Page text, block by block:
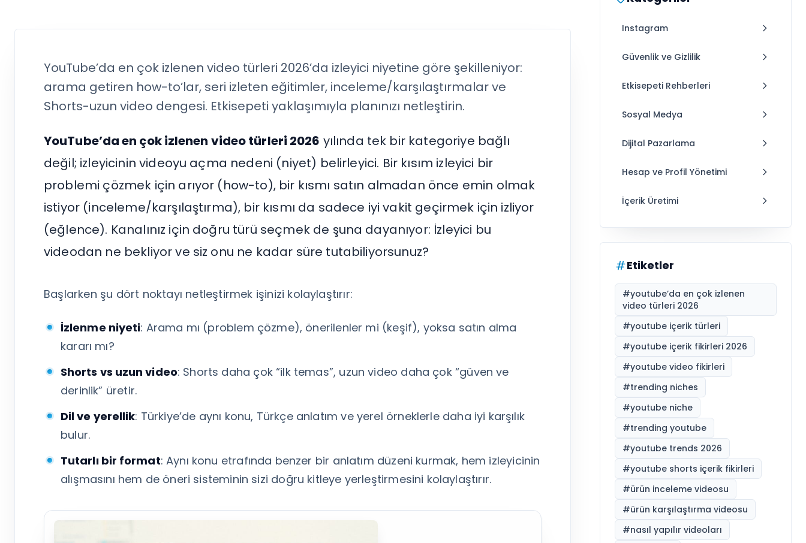
Twitter (X)
Twitter (X) Retweet Satın Al
Twitter (X) Video İzlenme Satın Al
Tümünü Gör
YouTube Beğeni Satın Al
YouTube İzlenme Satın Al
YouTube Yorum Satın Al
Tümünü Gör
Facebook Beğeni Satın Al
Facebook Takipçi Satın Al
Facebook Video İzlenme Satın Al
X (Twitter)
Tümünü Gör
Diğer ücretsiz araçlar
Facebook Araçları
LinkedIn Araçları
Telegram Araçları
Twitch Araçları
SoundCloud Araçları
Snapchat Araçları
YouTube’da en çok izlenen video türleri 2026’da izleyici niyetine göre şekilleniyor:
arama getiren how-to’lar, seri izleten eğitimler, inceleme/karşılaştırmalar ve
Shorts-uzun video dengesi. Etkisepeti yaklaşımıyla planınızı netleştirin.
YouTube’da en çok izlenen video türleri 2026 yılında tek bir kategoriye bağlı
değil; izleyicinin videoyu açma nedeni (niyet) belirleyici. Bir kısım izleyici bir
problemi çözmek için arıyor (how-to), bir kısmı satın almadan önce emin olmak
istiyor (inceleme/karşılaştırma), bir kısmı da sadece iyi vakit geçirmek için izliyor
(eğlence). Kanalınız için doğru türü seçmek de şuna dayanıyor: İzleyici bu
videodan ne bekliyor ve siz onu ne kadar süre tutabiliyorsunuz?
Başlarken şu dört noktayı netleştirmek işinizi kolaylaştırır:
İzlenme niyeti: Arama mı (problem çözme), önerilenler mi (keşif), yoksa satın alma
kararı mı?
Shorts vs uzun video: Shorts daha çok “ilk temas”, uzun video daha çok “güven ve
derinlik” üretir.
Dil ve yerellik: Türkiye’de aynı konu, Türkçe anlatım ve yerel örneklerle daha iyi karşılık
bulur.
Tutarlı bir format: Aynı konu etrafında benzer bir anlatım düzeni kurmak, hem izleyicinin
alışmasını hem de öneri sisteminin sizi doğru kitleye yerleştirmesini kolaylaştırır.
Instagram
Güvenlik ve Gizlilik
Etkisepeti Rehberleri
Sosyal Medya
Dijital Pazarlama
Hesap ve Profil Yönetimi
İçerik Üretimi
Etiketler
#youtube’da en çok izlenen
video türleri 2026
#youtube içerik türleri
#youtube içerik fikirleri 2026
#youtube video fikirleri
#trending niches
#youtube niche
#trending youtube
#youtube trends 2026
#youtube shorts içerik fikirleri
#ürün inceleme videosu
#ürün karşılaştırma videosu
#nasıl yapılır videoları